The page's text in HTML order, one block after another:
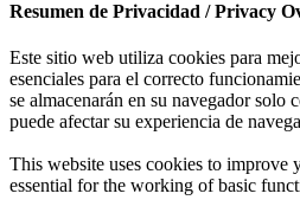
Resumen de Privacidad / Privacy
Este sitio web utiliza cookies para
esenciales para el correcto
se almacenarán en su navegador
puede afectar su experiencia de
This website uses cookies to improve
essential for the working of basic